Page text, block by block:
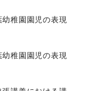
稚園園児の表現
稚園園児の表現